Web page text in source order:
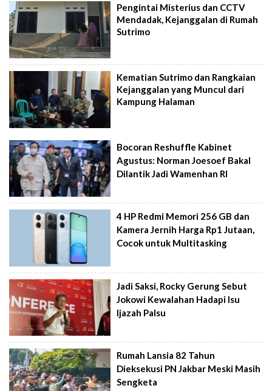
Pengintai Misterius dan CCTV
Mendadak, Kejanggalan di Rumah
Sutrimo
Kematian Sutrimo dan Rangkaian
Kejanggalan yang Muncul dari
Kampung Halaman
Bocoran Reshuffle Kabinet
Agustus: Norman Joesoef Bakal
Dilantik Jadi Wamenhan RI
4 HP Redmi Memori 256 GB dan
Kamera Jernih Harga Rp1 Jutaan,
Cocok untuk Multitasking
Jadi Saksi, Rocky Gerung Sebut
Jokowi Kewalahan Hadapi Isu
Ijazah Palsu
Rumah Lansia 82 Tahun
Dieksekusi PN Jakbar Meski Masih
Sengketa